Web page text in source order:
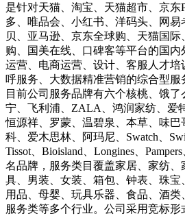
是针对天猫、淘宝、天猫超市、京东
多、唯品会、小红书、洋码头、网
贝、亚马逊、京东全球购、天猫国
购、国美在线、口碑客等平台的国
运营、电商运营、设计、客服人才
呼服务、大数据精准营销的综合型服
目前公司服务品牌有六个核桃、饿
宁、飞利浦、ZALA、鸿润家纺、爱
恒源祥、罗蒙、温碧泉、本草、味
科、爱木思林、阿玛尼、Swatch、
Tissot、Bioisland、Longines、
名品牌，服务类目覆盖家居、家纺
具、男装、女装、箱包、钟表、珠
用品、母婴、玩具乐器、食品、酒
服务类等多个行业。公司采用竞标